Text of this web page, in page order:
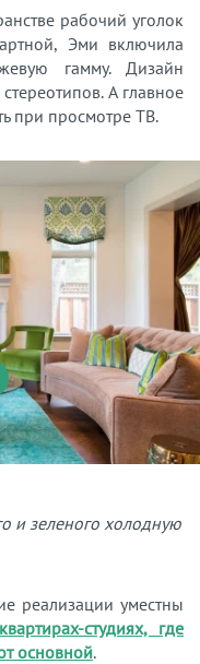
рабочий уголок
Эми включила
гамму. Дизайн
А главное
при просмотре ТВ.
и зеленого холодную
реализации уместны
студиях, где
основной.